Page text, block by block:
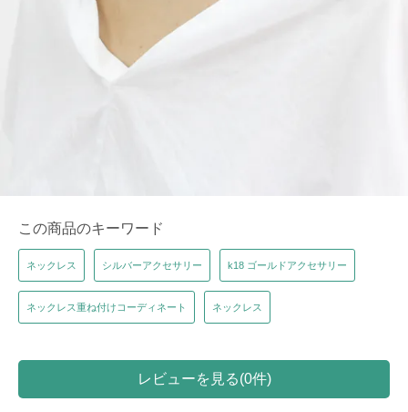
この商品のキーワード
ネックレス シルバーアクセサリー k18 ゴールドアクセサリー
ネックレス重ね付けコーディネート ネックレス
レビューを見る(0件)